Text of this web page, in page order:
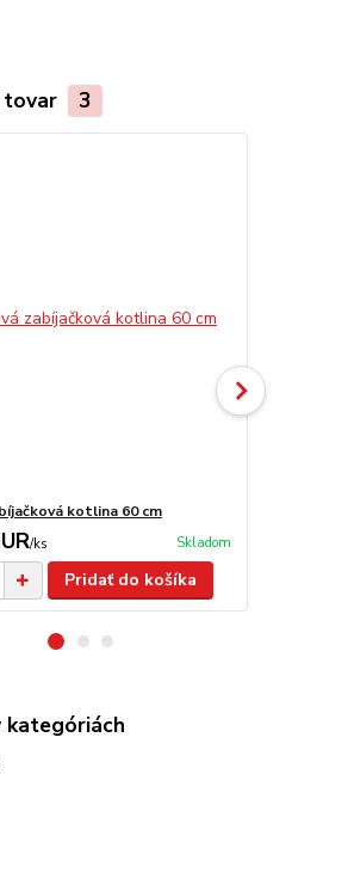
tovar 3
kotlina 60 cm
/ks Skladom
Pridať do košíka
kategóriách